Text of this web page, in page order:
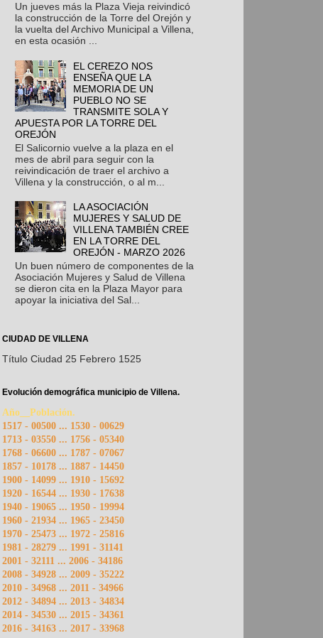
Un jueves más la Plaza Vieja reivindicó
la construcción de la Torre del Orejón y
la vuelta del Archivo Municipal a Villena,
en esta ocasión ...
EL CEREZO NOS
ENSEÑA QUE LA
MEMORIA DE UN
PUEBLO NO SE
TRANSMITE SOLA Y
APUESTA POR LA TORRE DEL
OREJÓN
El Salicornio vuelve a la plaza en el
mes de abril para seguir con la
reivindicación de traer el archivo a
Villena y la construcción, o al m...
LA ASOCIACIÓN
MUJERES Y SALUD DE
VILLENA TAMBIÉN CREE
EN LA TORRE DEL
OREJÓN - MARZO 2026
Un buen número de componentes de la
Asociación Mujeres y Salud de Villena
se dieron cita en la Plaza Mayor para
apoyar la iniciativa del Sal...
CIUDAD DE VILLENA
Título Ciudad 25 Febrero 1525
Evolución demográfica municipio de Villena.
Año__Población.
1517 - 00500 ... 1530 - 00629
1713 - 03550 ... 1756 - 05340
1768 - 06600 ... 1787 - 07067
1857 - 10178 ... 1887 - 14450
1900 - 14099 ... 1910 - 15692
1920 - 16544 ... 1930 - 17638
1940 - 19065 ... 1950 - 19994
1960 - 21934 ... 1965 - 23450
1970 - 25473 ... 1972 - 25816
1981 - 28279 ... 1991 - 31141
2001 - 32111 ... 2006 - 34186
2008 - 34928 ... 2009 - 35222
2010 - 34968 ... 2011 - 34966
2012 - 34894 ... 2013 - 34834
2014 - 34530 ... 2015 - 34361
2016 - 34163 ... 2017 - 33968